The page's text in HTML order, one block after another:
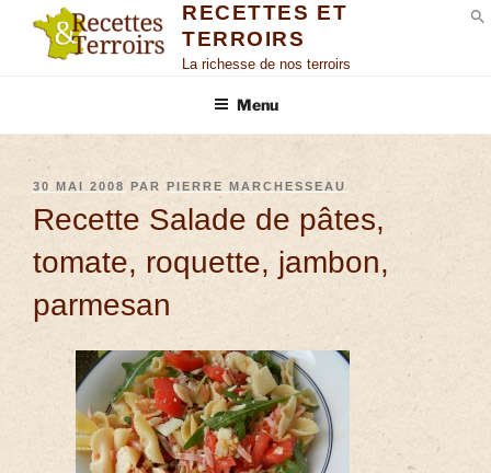
RECETTES ET
TERROIRS
La richesse de nos terroirs
Menu
30 MAI 2008 PAR PIERRE MARCHESSEAU
Recette Salade de pâtes,
tomate, roquette, jambon,
parmesan